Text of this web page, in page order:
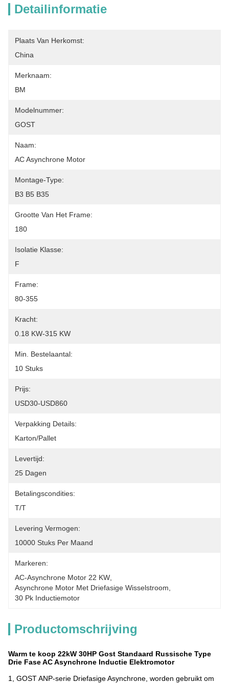
Detailinformatie
Plaats Van Herkomst:
China
Merknaam:
BM
Modelnummer:
GOST
Naam:
AC Asynchrone Motor
Montage-Type:
B3 B5 B35
Grootte Van Het Frame:
180
Isolatie Klasse:
F
Frame:
80-355
Kracht:
0.18 KW-315 KW
Min. Bestelaantal:
10 Stuks
Prijs:
USD30-USD860
Verpakking Details:
Karton/pallet
Levertijd:
25 Dagen
Betalingscondities:
T/T
Levering Vermogen:
10000 Stuks Per Maand
Markeren:
AC-Asynchrone Motor 22 KW
Asynchrone Motor Met Driefasige Wisselstroom
30 Pk Inductiemotor
Productomschrijving
Warm te koop 22kW 30HP Gost Standaard Russische Type
Drie Fase AC Asynchrone Inductie Elektromotor
1, GOST ANP-serie Driefasige Asynchrone, worden gebruikt om